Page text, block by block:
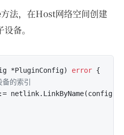
法，在Host网络空间创建
备。
*PluginConfig) error {
的索引